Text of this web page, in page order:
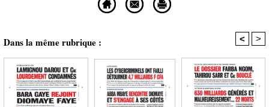
Dans la même rubrique : < >